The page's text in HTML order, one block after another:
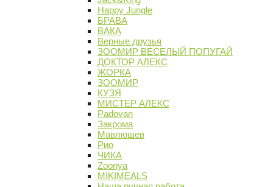
Happy Jungle
БРАВА
ВАКА
Верные друзья
ЗООМИР ВЕСЕЛЫЙ ПОПУГАЙ
ДОКТОР АЛЕКС
ЖОРКА
ЗООМИР
КУЗЯ
МИСТЕР АЛЕКС
Padovan
Закрома
Мавлюшев
Рио
ЧИКА
Zoonya
MIKIMEALS